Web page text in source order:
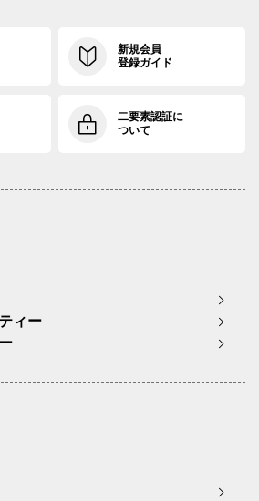
新規会員
登録ガイド
二要素認証に
ついて
ィー